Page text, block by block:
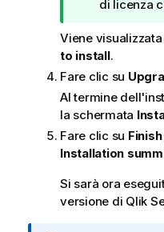
o
a
d
i
s
u
g
e
r
i
di licenza
Viene
to install.
Fare clic su
Al termine
la schermata
Fare clic su Finish
Installation
Si sarà ora
versione di Qlik